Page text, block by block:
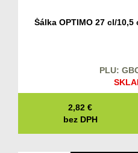
Šálka OPTIMO 27 cl/
PLU:
2,82 €
bez DPH